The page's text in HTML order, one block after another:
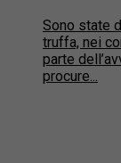
Sono state
truffa, nei
parte
procure...